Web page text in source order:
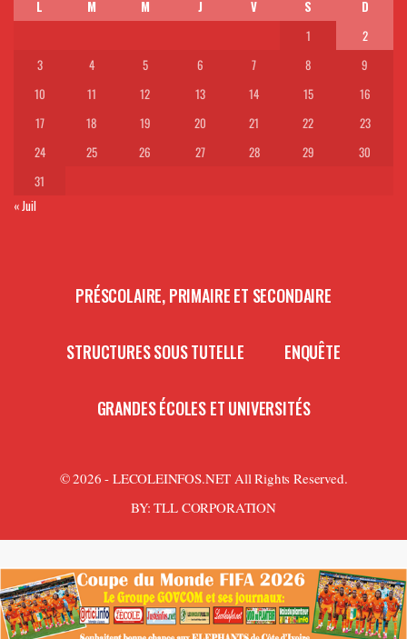
L M M J V S
D
1
2
3
4 5 6 7 8
9
10
11 12 13 14 15
16
17
18 19 20 21 22
23
24
25 26 27 28 29
30
31
« Juil
PRÉSCOLAIRE, PRIMAIRE ET SECONDAIRE
STRUCTURES SOUS TUTELLE ENQUÊTE
GRANDES ÉCOLES ET UNIVERSITÉS
© 2026 - LECOLEINFOS.NET All Rights Reserved.
BY:TLL CORPORATION